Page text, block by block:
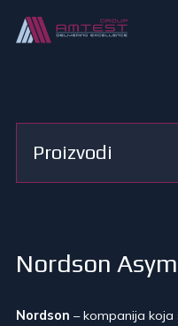
Proizvodi
Nordson
Nordson – kompanija koja